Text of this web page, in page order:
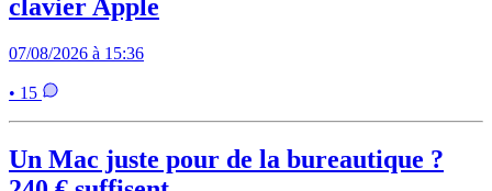
clavier Apple
07/08/2026 à 15:36
• 15
Un Mac juste pour de la bureautique ?